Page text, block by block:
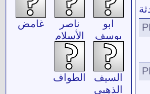
ابو
يوسف
العنزي
ناصر
الأسلام
غامض
السيف
الذهبي
الطواف